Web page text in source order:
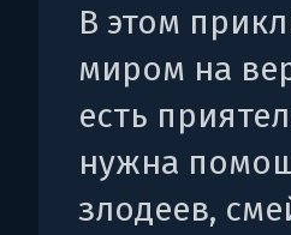
В этом
миром на
есть
нужна
злодеев,